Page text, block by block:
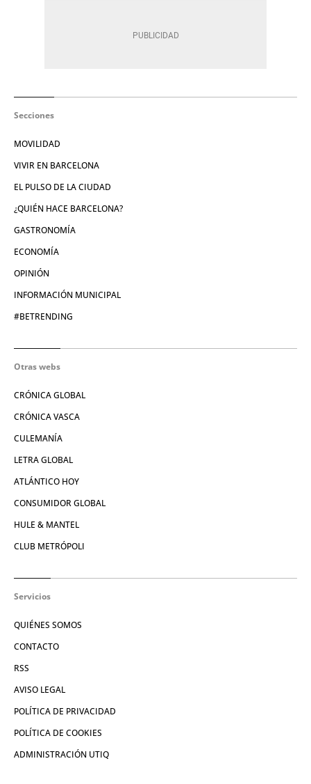
Secciones
MOVILIDAD
VIVIR EN BARCELONA
EL PULSO DE LA CIUDAD
¿QUIÉN HACE BARCELONA?
GASTRONOMÍA
ECONOMÍA
OPINIÓN
INFORMACIÓN MUNICIPAL
#BETRENDING
Otras webs
CRÓNICA GLOBAL
CRÓNICA VASCA
CULEMANÍA
LETRA GLOBAL
ATLÁNTICO HOY
CONSUMIDOR GLOBAL
HULE & MANTEL
CLUB METRÓPOLI
Servicios
QUIÉNES SOMOS
CONTACTO
RSS
AVISO LEGAL
POLÍTICA DE PRIVACIDAD
POLÍTICA DE COOKIES
ADMINISTRACIÓN UTIQ